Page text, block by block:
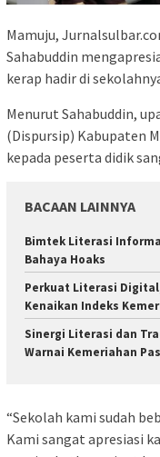
Mamuju,
Sahabuddin
kerap hadir di
Menurut Sahabuddin,
(Dispursip) Kabupaten
kepada peserta didik
BACAAN LAINNYA
Bimtek Literasi
Bahaya Hoaks
Perkuat Literasi
Kenaikan Indeks
Sinergi Literasi dan
Warnai Kemeriahan
“Sekolah kami sudah
Kami sangat apresiasi